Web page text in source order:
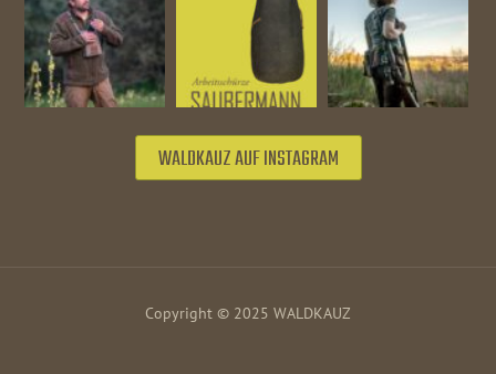
WALDKAUZ AUF INSTAGRAM
Copyright © 2025 WALDKAUZ